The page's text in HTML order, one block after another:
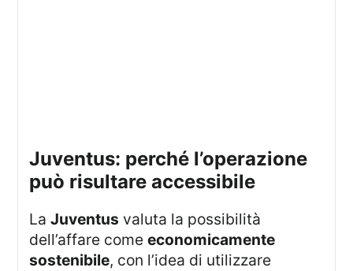
juventus: perché l’operazione
può risultare accessibile
LaJuventus valuta la possibilità
dell’affare comeeconomicamente
sostenibile, con l’idea di utilizzare